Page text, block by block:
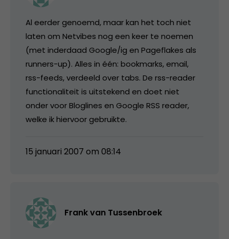
Al eerder genoemd, maar kan het toch niet
laten om Netvibes nog een keer te noemen
(met inderdaad Google/ig en Pageflakes als
runners-up). Alles in één: bookmarks, email,
rss-feeds, verdeeld over tabs. De rss-reader
functionaliteit is uitstekend en doet niet
onder voor Bloglines en Google RSS reader,
welke ik hiervoor gebruikte.
15 januari 2007 om 08:14
Frank van Tussenbroek